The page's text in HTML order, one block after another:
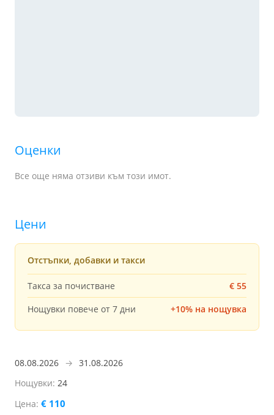
Оценки
Все още няма отзиви към този имот.
Цени
Отстъпки, добавки и такси
Такса за почистване
€ 55
Нощувки повече от 7 дни
+10% на нощувка
08.08.2026 → 31.08.2026
24
€ 110